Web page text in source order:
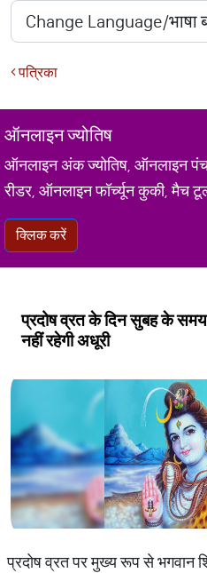
पत्रिका
ऑनलाइन ज्योतिष
ऑनलाइन अंक ज्योतिष, ऑनलाइन
रीडर, ऑनलाइन फॉर्च्यून कुकी, मैच
क्लिक करें
प्रदोष व्रत के दिन सुबह के
नहीं रहेगी अधूरी
प्रदोष व्रत पर मुख्य रूप से भगवान